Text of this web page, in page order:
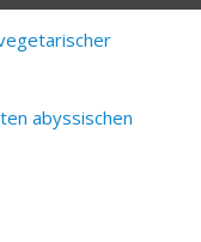
abyssischen